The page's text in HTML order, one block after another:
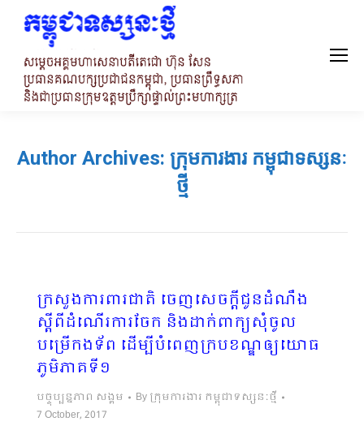
Author Archives: ក្រុមការងារ កម្ពុជាទស្សនៈ
ថ្មី
ក្រសួងការពារជាតិ ចេញសេចក្តីជូនដំណឹង
ស្តីពីដំណើរការចែក និងដាក់ពាក្យសុំចូល
បម្រើកងទ័ព ដើម្បីបំពេញក្របខណ្ឌឲ្យយោធ
ភូមិភាគទី១
បច្ចុប្បន្នភាព សង្គម By ក្រុមការងារ កម្ពុជាទស្សនៈថ្មី
7 October, 2017